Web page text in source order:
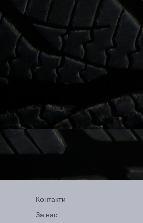
Контакти
За нас